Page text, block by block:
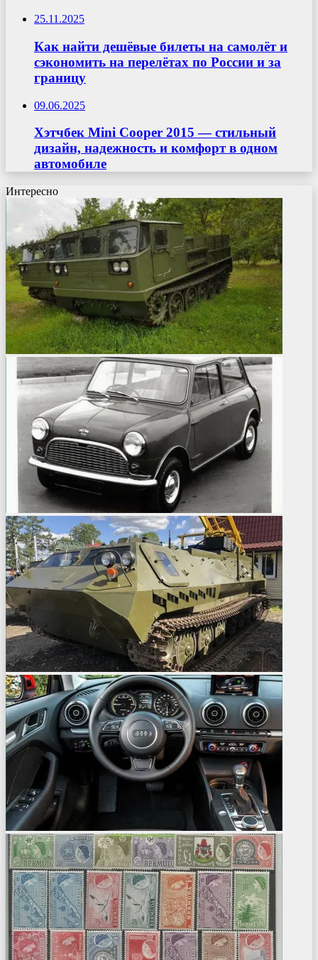
25.11.2025
Как найти дешёвые билеты на самолёт и
сэкономить на перелётах по России и за
границу
09.06.2025
Хэтчбек Mini Cooper 2015 — стильный
дизайн, надежность и комфорт в одном
автомобиле
Интересно